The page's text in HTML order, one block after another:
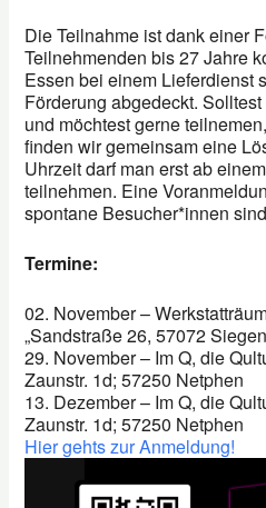
Die Teilnahme ist dank einer
Teilnehmenden bis 27 Jahre
Essen bei einem Lieferdienst
Förderung abgedeckt.
und möchtest gerne
finden wir gemeinsam eine
Uhrzeit darf man erst ab
teilnehmen. Eine
spontane Besucher*innen
Termine:
02. November –
„Sandstraße 26, 57072
29. November – Im Q, die
Zaunstr. 1d; 57250 Netphen
13. Dezember – Im Q, die
Zaunstr. 1d; 57250 Netphen
Hier gehts zur Anmeldung!